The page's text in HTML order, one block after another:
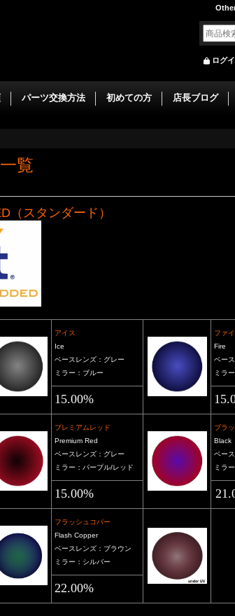
ログ
パーツ交換方法 初めての方 店長ブログ
覧
（スタンダード）
アイス
Ice
ベースレンズ：グレー
ミラー：ブルー
ファ
Fire
ベー
ミラ
15.00%
プレミアムレッド
Premium Red
ベースレンズ：グレー
ミラー：パープル/レッド
ブラ
Black
ベー
ミラ
15.00%
フラッシュコパー
Flash Copper
ベースレンズ：ブラウン
ミラー：シルバー
22.00%